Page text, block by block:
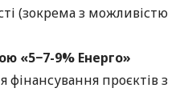
(зокрема з можливістю
«5−7-9% Енерго»
фінансування проєктів з